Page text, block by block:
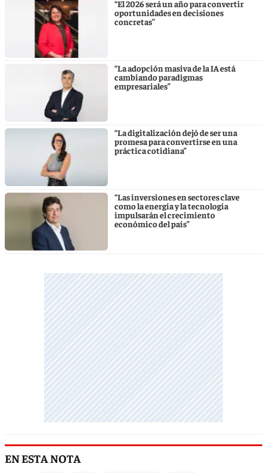
“El 2026 será un año para convertir
oportunidades en decisiones
concretas”
“La adopción masiva de la IA está
cambiando paradigmas
empresariales”
“La digitalización dejó de ser una
promesa para convertirse en una
práctica cotidiana”
“Las inversiones en sectores clave
como la energía y la tecnología
impulsarán el crecimiento
económico del país”
EN ESTA NOTA